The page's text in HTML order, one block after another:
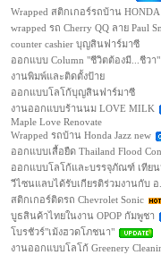
Wrapped สติกเกอร์รถบ้าน HONDA
wrapped รถ Cherry QQ ลาย Paul
counter cashier บุญสินฟาร์มาซี
ออกแบบ Column "ชีวิตต้องมี...ชีวา"
งานพิมพ์และติดตั้งป้าย
ออกแบบโลโก้บุญสินฟาร์มาซี
งานออกแบบร้านนม LOVE MILK
Maple Love Renovate
Wrapped รถบ้าน Honda Jazz new
ออกแบบเสื้อยืด Thailand Flood
ออกแบบโลโก้และบรรจุภัณฑ์ เทียน
วีไซนแลบได้รับเกียรติร่วมงานกับ
สติกเกอร์ติดรถ Chevrolet Sonic
บูธสินค้าไทยในงาน OPOP กัมพูชา
โบรชัวร์"เม้งฮวดโภชนา"
งานออกแบบโลโก้ Greenery